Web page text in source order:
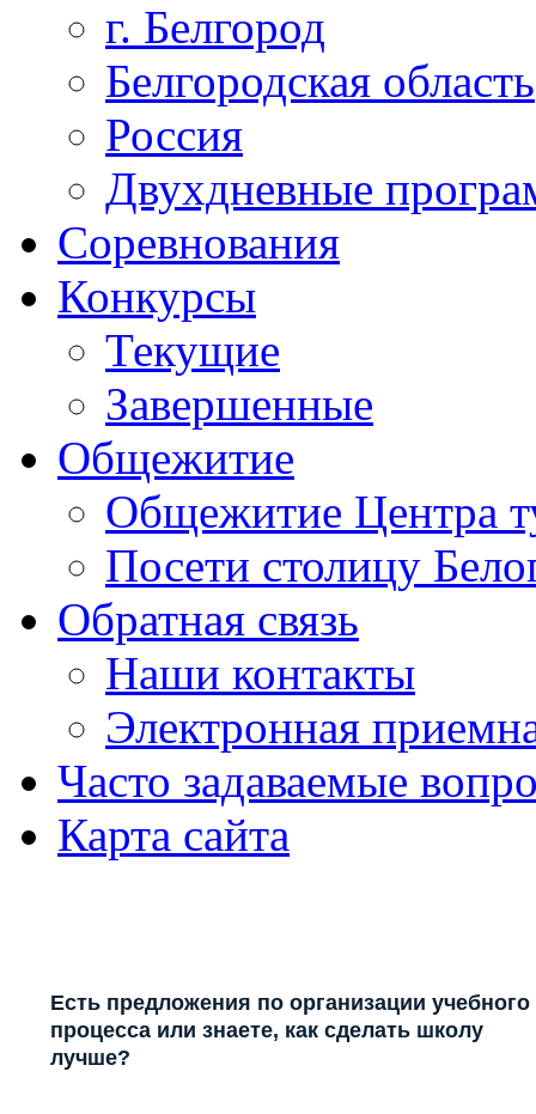
г. Белгород
Белгородская область
Россия
Двухдневные
Соревнования
Конкурсы
Текущие
Завершенные
Общежитие
Общежитие Центра
Посети столицу
Обратная связь
Наши контакты
Электронная
Часто задаваемые
Карта сайта
Есть предложения по организации учебного
процесса или знаете, как сделать школу
лучше?